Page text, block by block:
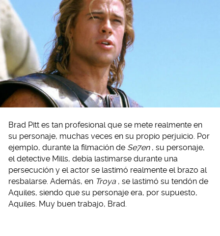
Brad Pitt es tan profesional que se mete realmente en
su personaje, muchas veces en su propio perjuicio. Por
ejemplo, durante la filmación de Se7en , su personaje,
el detective Mills, debía lastimarse durante una
persecución y el actor se lastimó realmente el brazo al
resbalarse. Además, en Troya , se lastimó su tendón de
Aquiles, siendo que su personaje era, por supuesto,
Aquiles. Muy buen trabajo, Brad.